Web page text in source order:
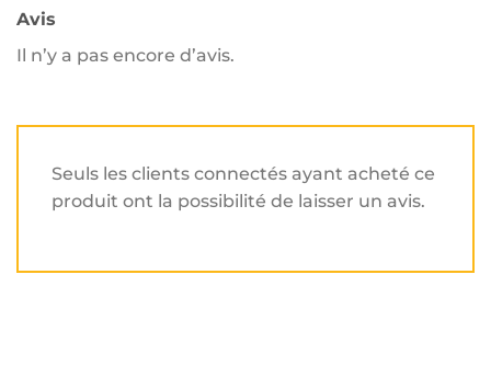
Avis
Il n’y a pas encore d’avis.
Seuls les clients connectés ayant acheté ce
produit ont la possibilité de laisser un avis.